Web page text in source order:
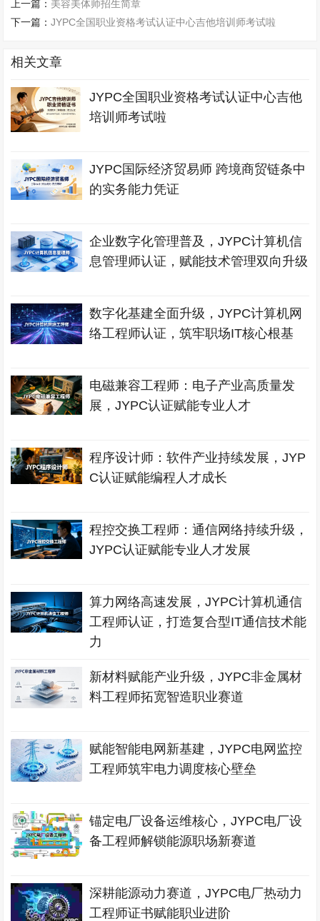
上一篇： 美容美体师招生简章
下一篇：JYPC全国职业资格考试认证中心吉他培训师考试啦
相关文章
JYPC全国职业资格考试认证中心吉他
培训师考试啦
JYPC国际经济贸易师 跨境商贸链条中
的实务能力凭证
企业数字化管理普及，JYPC计算机信
息管理师认证，赋能技术管理双向升级
数字化基建全面升级，JYPC计算机网
络工程师认证，筑牢职场IT核心根基
电磁兼容工程师：电子产业高质量发
展，JYPC认证赋能专业人才
程序设计师：软件产业持续发展，JYP
C认证赋能编程人才成长
程控交换工程师：通信网络持续升级，
JYPC认证赋能专业人才发展
算力网络高速发展，JYPC计算机通信
工程师认证，打造复合型IT通信技术能
力
新材料赋能产业升级，JYPC非金属材
料工程师拓宽智造职业赛道
赋能智能电网新基建，JYPC电网监控
工程师筑牢电力调度核心壁垒
锚定电厂设备运维核心，JYPC电厂设
备工程师解锁能源职场新赛道
深耕能源动力赛道，JYPC电厂热动力
工程师证书赋能职业进阶